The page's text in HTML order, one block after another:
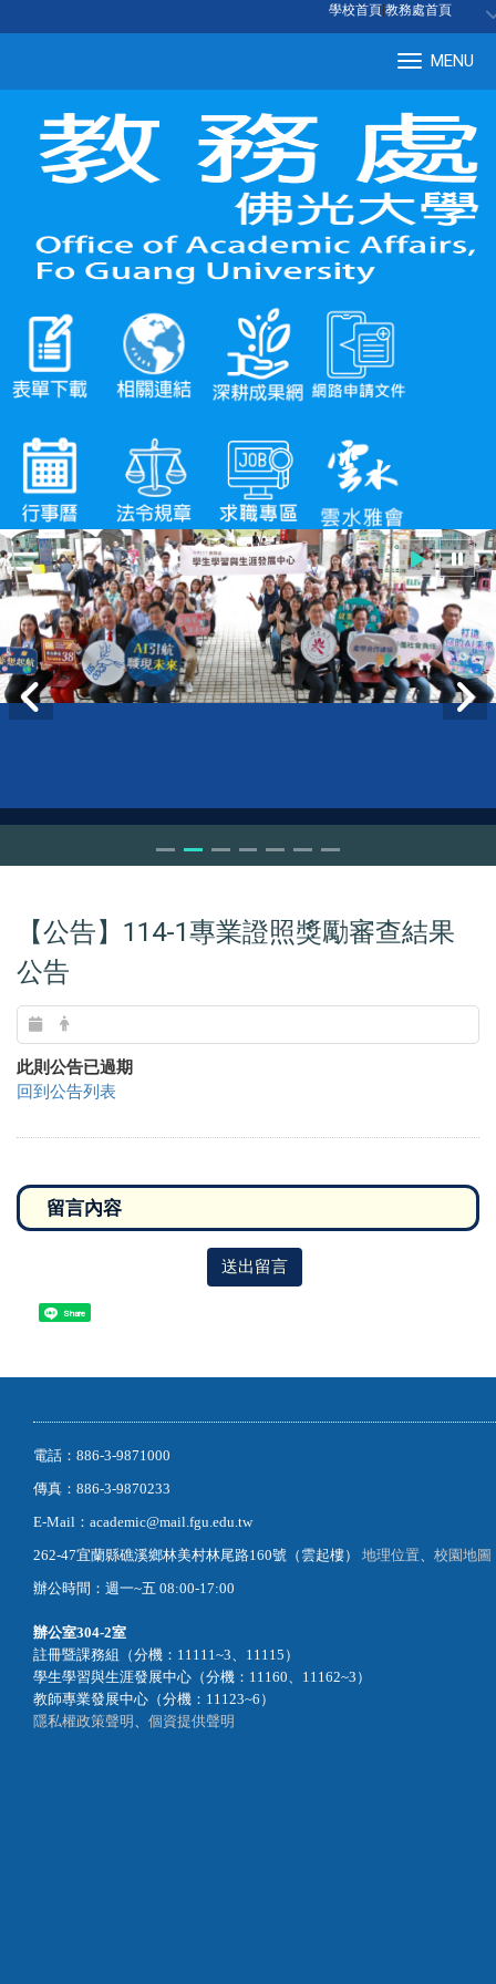
學校首頁 教務處首頁
MENU
【公告】114-1專業證照獎勵審查結果
公告
此則公告已過期
回到公告列表
送出留言
Share
電話：886-3-9871000
傳真：886-3-9870233
E-Mail：academic@mail.fgu.edu.tw
262-47宜蘭縣礁溪鄉林美村林尾路160號（雲起樓） 地理位置
校園地圖
辦公時間：週一~五 08:00-17:00
辦公室304-2室
註冊暨課務組（分機：11111~3、11115）
學生學習與生涯發展中心（分機：11160、11162~3）
教師專業發展中心（分機：11123~6）
隱私權政策聲明
個資提供聲明